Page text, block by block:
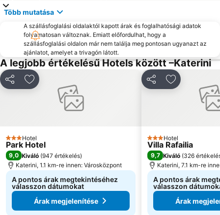
Több mutatása
A szállásfoglalási oldalaktól kapott árak és foglalhatósági adatok
folyamatosan változnak. Emiatt előfordulhat, hogy a
szállásfoglalási oldalon már nem találja meg pontosan ugyanazt az
ajánlatot, amelyet a trivagón látott.
A legjobb értékelésű Hotels között –Katerini
MegosztásHozzáadás a kedvencekhez
3 Kategória
Hotel
Park Hotel
9,0 Kiváló (947 értékelés)
Katerini, 1.1 km-re innen: Városközpont
A pontos árak megtekintéséhez
válasszon dátumokat
Árak megjelenítése
MegosztásHozzáadás
3 Kategória
Hotel
Villa Rafailia
9,7 Kiváló (326
Katerini, 7.1 km-re
A pontos árak
válasszon
Árak